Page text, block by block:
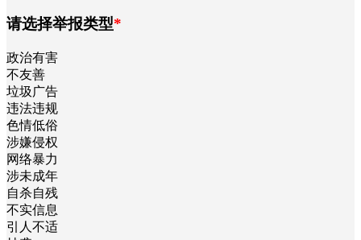
请选择举报类型*
政治有害
不友善
垃圾广告
违法违规
色情低俗
涉嫌侵权
网络暴力
涉未成年
自杀自残
不实信息
引人不适